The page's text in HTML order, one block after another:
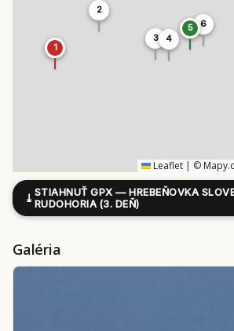
1
2
3 4
5 6
Leaflet | ©
⤓ STIAHNUŤ GPX — HREBEŇOVKA
RUDOHORIA (3. DEŇ)
Galéria